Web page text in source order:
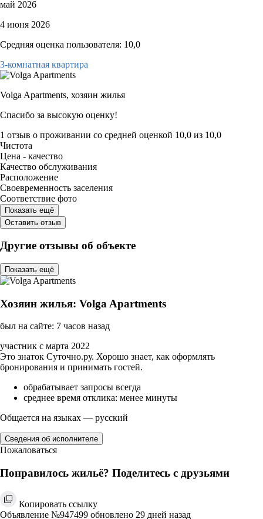
май 2026
4 июня 2026
Средняя оценка пользователя: 10,0
3-комнатная квартира
Volga Apartments, хозяин жилья
Спасибо за высокую оценку!
1 отзыв о проживании со средней оценкой 10,0 из 10,0
Чистота
Цена - качество
Качество обслуживания
Расположение
Своевременность заселения
Соответствие фото
Показать ещё
Оставить отзыв
Другие отзывы об объекте
Показать ещё
Хозяин жилья: Volga Apartments
был на сайте: 7 часов назад
участник с марта 2022
Это знаток Суточно.ру. Хорошо знает, как оформлять
бронирования и принимать гостей.
обрабатывает запросы всегда
среднее время отклика: менее минуты
Общается на языках — русский
Сведения об исполнителе
Пожаловаться
Понравилось жильё? Поделитесь с друзьями
Копировать ссылку
Объявление №947499 обновлено 29 дней назад